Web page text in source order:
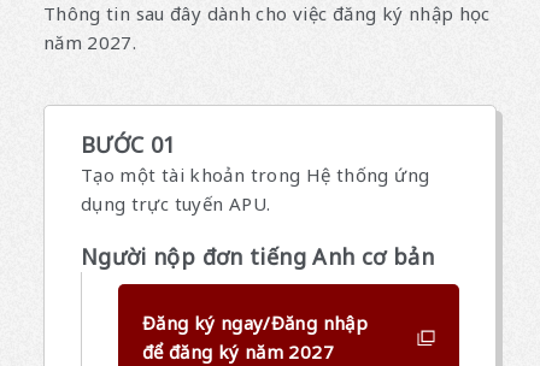
Thông tin sau đây dành cho việc đăng ký nhập học
năm 2027.
BƯỚC 01
Tạo một tài khoản trong Hệ thống ứng
dụng trực tuyến APU.
Người nộp đơn tiếng Anh cơ bản
Đăng ký ngay/Đăng nhập
để đăng ký năm 2027